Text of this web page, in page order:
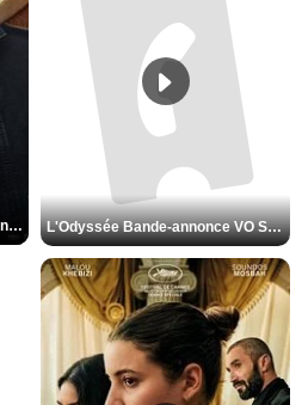
Spider-Man: Brand New Day Bande-annonce VO STFR L'Odyssée Bande-annonce VO STFR